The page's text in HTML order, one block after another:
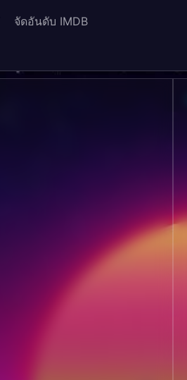
จัดอันดับ IMDB